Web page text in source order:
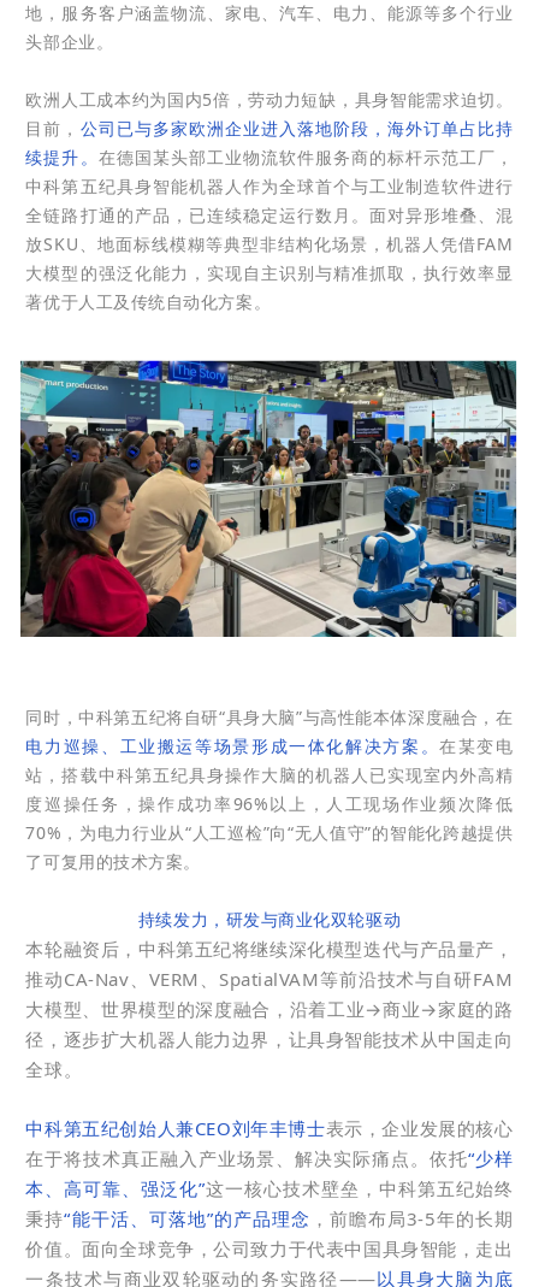
地，服务客户涵盖物流、家电、汽车、电力、能源等多个行业
头部企业。
欧洲人工成本约为国内5倍，劳动力短缺，具身智能需求迫切。
目前， 公司已与多家欧洲企业进入落地阶段，海外订单占比持
续提升。 在德国某头部工业物流软件服务商的标杆示范工厂，
中科第五纪具身智能机器人作为全球首个与工业制造软件进行
全链路打通的产品，已连续稳定运行数月。面对异形堆叠、混
放SKU、地面标线模糊等典型非结构化场景，机器人凭借FAM
大模型的强泛化能力，实现自主识别与精准抓取，执行效率显
著优于人工及传统自动化方案。
同时，中科第五纪将自研“具身大脑”与高性能本体深度融合，在
电力巡操、工业搬运等场景形成一体化解决方案。在某变电
站，搭载中科第五纪具身操作大脑的机器人已实现室内外高精
度巡操任务，操作成功率96%以上，人工现场作业频次降低
70%，为电力行业从“人工巡检”向“无人值守”的智能化跨越提供
了可复用的技术方案。
持续发力，研发与商业化双轮驱动
本轮融资后，中科第五纪将继续深化模型迭代与产品量产，
推动CA-Nav、VERM、SpatialVAM等前沿技术与自研FAM
大模型、世界模型的深度融合，沿着工业→商业→家庭的路
径，逐步扩大机器人能力边界，让具身智能技术从中国走向
全球。
中科第五纪创始人兼CEO刘年丰博士表示，企业发展的核心
在于将技术真正融入产业场景、解决实际痛点。依托“少样
本、高可靠、强泛化”这一核心技术壁垒，中科第五纪始终
秉持“能干活、可落地”的产品理念 ，前瞻布局3-5年的长期
价值。面向全球竞争，公司致力于代表中国具身智能，走出
一条技术与商业双轮驱动的务实路径——以具身大脑为底